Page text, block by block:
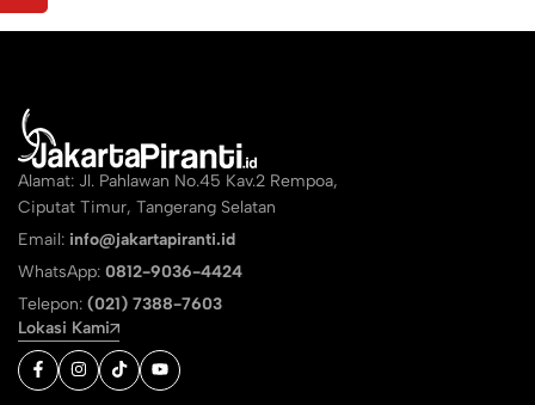
Alamat: Jl. Pahlawan No.45 Kav.2 Rempoa,
Ciputat Timur, Tangerang Selatan
Email: info@jakartapiranti.id
WhatsApp: 0812-9036-4424
Telepon: (021) 7388-7603
Lokasi Kami